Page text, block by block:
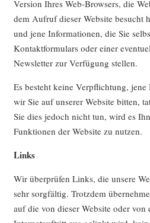
Version Ihres Web-Browsers, die
dem Aufruf dieser Website besucht
und jene Informationen, die Sie
Kontaktformulars oder einer
Newsletter zur Verfügung stellen.
Es besteht keine Verpflichtung,
wir Sie auf unserer Website bitten,
Sie dies jedoch nicht tun, wird es
Funktionen der Website zu nutzen.
Links
Wir überprüfen Links, die unsere
sehr sorgfältig. Trotzdem
auf die von dieser Website oder von